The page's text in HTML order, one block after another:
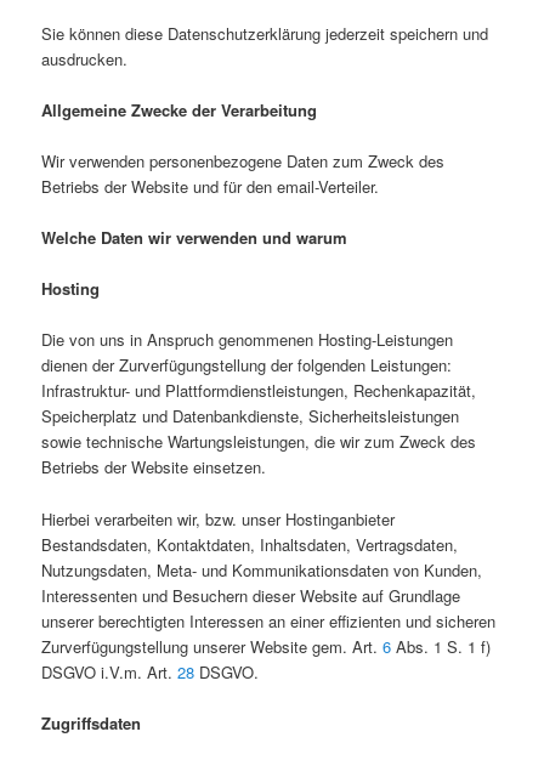
Sie können diese Datenschutzerklärung jederzeit speichern und
ausdrucken.
Allgemeine Zwecke der Verarbeitung
Wir verwenden personenbezogene Daten zum Zweck des
Betriebs der Website und für den email-Verteiler.
Welche Daten wir verwenden und warum
Hosting
Die von uns in Anspruch genommenen Hosting-Leistungen
dienen der Zurverfügungstellung der folgenden Leistungen:
Infrastruktur- und Plattformdienstleistungen, Rechenkapazität,
Speicherplatz und Datenbankdienste, Sicherheitsleistungen
sowie technische Wartungsleistungen, die wir zum Zweck des
Betriebs der Website einsetzen.
Hierbei verarbeiten wir, bzw. unser Hostinganbieter
Bestandsdaten, Kontaktdaten, Inhaltsdaten, Vertragsdaten,
Nutzungsdaten, Meta- und Kommunikationsdaten von Kunden,
Interessenten und Besuchern dieser Website auf Grundlage
unserer berechtigten Interessen an einer effizienten und sicheren
Zurverfügungstellung unserer Website gem. Art.6 Abs. 1 S. 1 f)
DSGVO i.V.m. Art.28 DSGVO.
Zugriffsdaten